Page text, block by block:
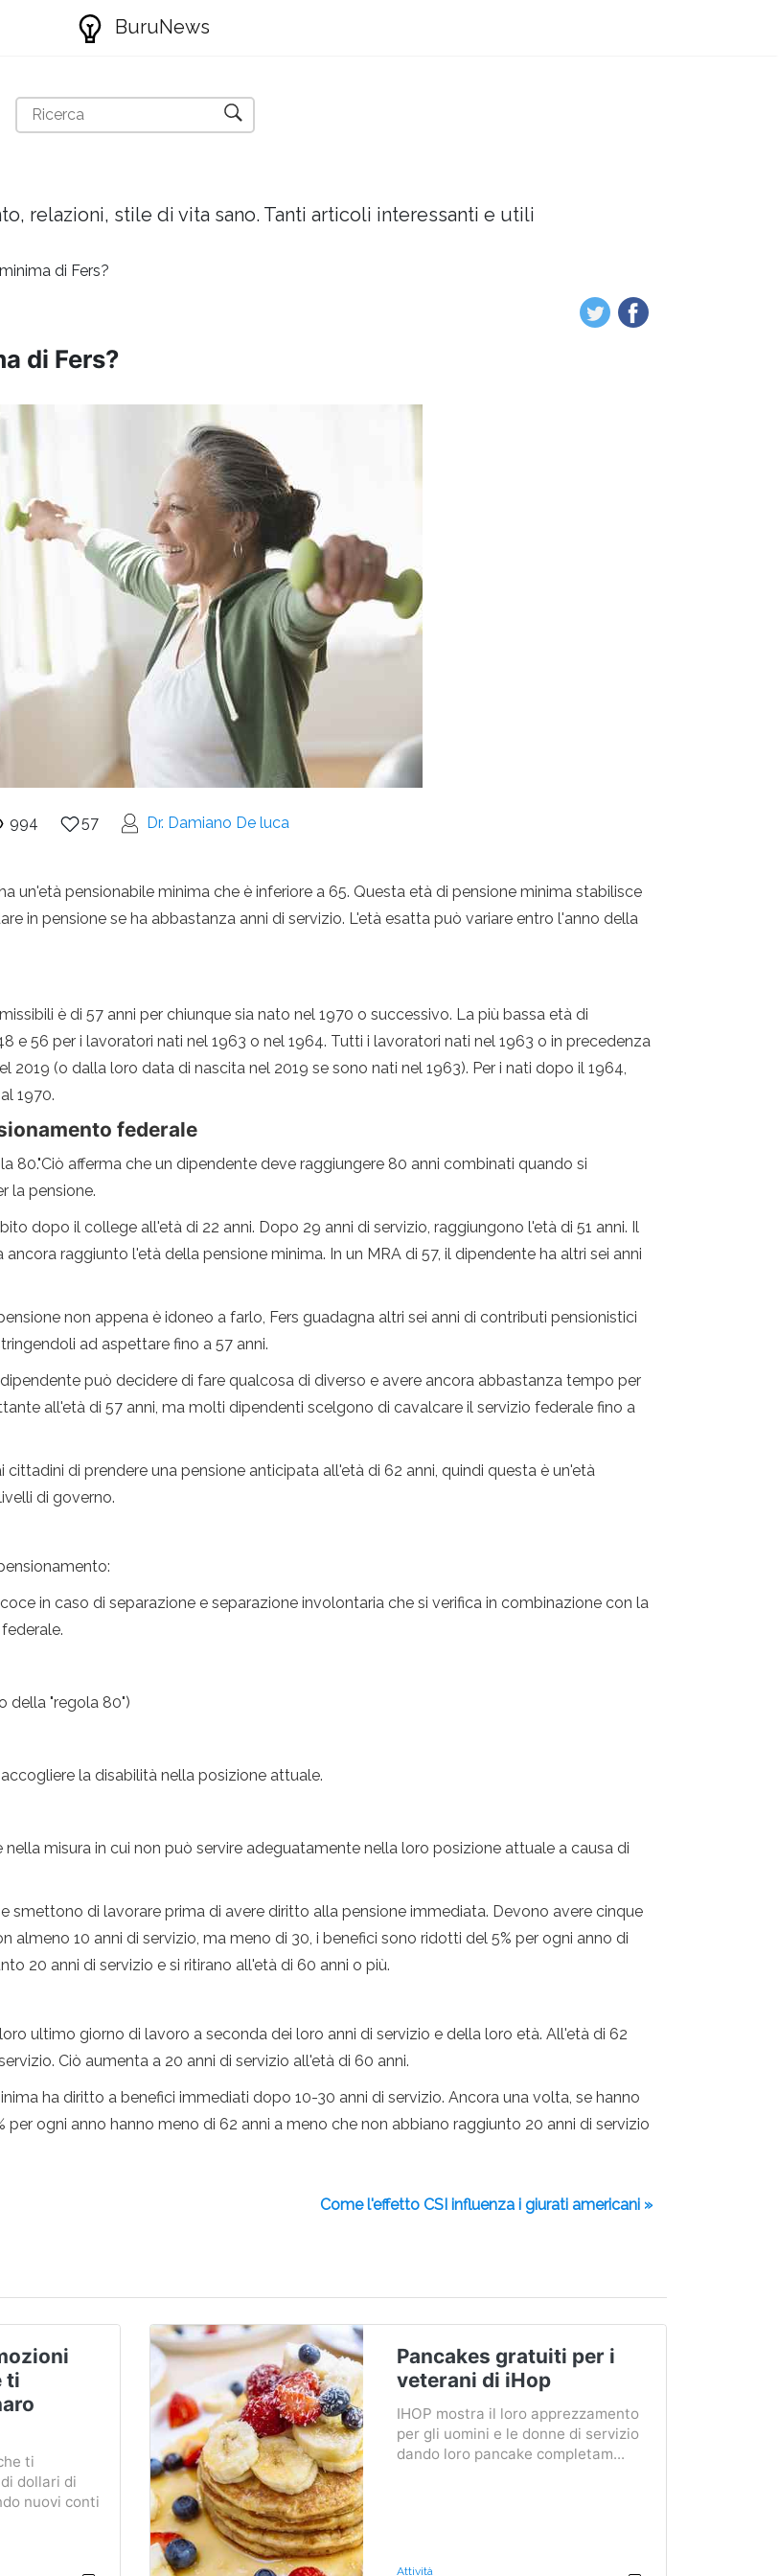
BuruNews
relazioni, stile di vita sano. Tanti articoli interessanti e utili
di Fers?
di Fers?
994 57 Dr. Damiano De luca
un'età pensionabile minima che è inferiore a 65. Questa età di pensione minima stabilisce
in pensione se ha abbastanza anni di servizio. L'età esatta può variare entro l'anno della
è di 57 anni per chiunque sia nato nel 1970 o successivo. La più bassa età di
e 56 per i lavoratori nati nel 1963 o nel 1964. Tutti i lavoratori nati nel 1963 o in precedenza
(o dalla loro data di nascita nel 2019 se sono nati nel 1963). Per i nati dopo il 1964,
1970.
federale
80."Ciò afferma che un dipendente deve raggiungere 80 anni combinati quando si
la pensione.
dopo il college all'età di 22 anni. Dopo 29 anni di servizio, raggiungono l'età di 51 anni. Il
raggiunto l'età della pensione minima. In un MRA di 57, il dipendente ha altri sei anni
non appena è idoneo a farlo, Fers guadagna altri sei anni di contributi pensionistici
ad aspettare fino a 57 anni.
può decidere di fare qualcosa di diverso e avere ancora abbastanza tempo per
all'età di 57 anni, ma molti dipendenti scelgono di cavalcare il servizio federale fino a
di prendere una pensione anticipata all'età di 62 anni, quindi questa è un'età
di governo.
in caso di separazione e separazione involontaria che si verifica in combinazione con la
della "regola 80")
la disabilità nella posizione attuale.
misura in cui non può servire adeguatamente nella loro posizione attuale a causa di
smettono di lavorare prima di avere diritto alla pensione immediata. Devono avere cinque
almeno 10 anni di servizio, ma meno di 30, i benefici sono ridotti del 5% per ogni anno di
20 anni di servizio e si ritirano all'età di 60 anni o più.
ultimo giorno di lavoro a seconda dei loro anni di servizio e della loro età. All'età di 62
Ciò aumenta a 20 anni di servizio all'età di 60 anni.
ha diritto a benefici immediati dopo 10-30 anni di servizio. Ancora una volta, se hanno
ogni anno hanno meno di 62 anni a meno che non abbiano raggiunto 20 anni di servizio
Come l'effetto CSI influenza i giurati americani »
ti
ti
dollari di
nuovi conti
Pancakes gratuiti per i
veterani di iHop
IHOP mostra il loro apprezzamento
per gli uomini e le donne di servizio
dando loro pancake completam...
Attività